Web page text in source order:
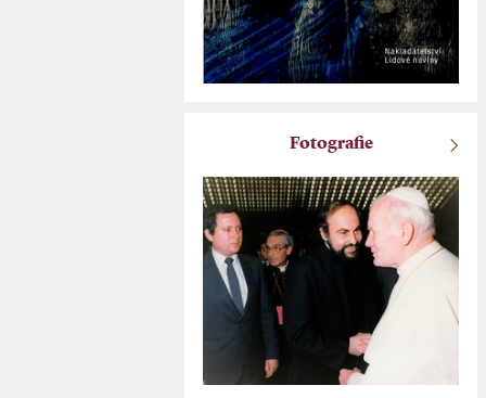
Fotografie